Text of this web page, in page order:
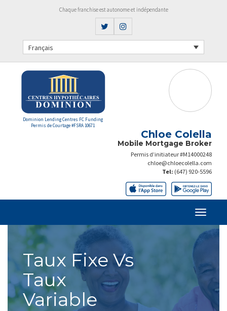
Chaque franchise est autonome et indépendante
Français
Dominion Lending Centres FC Funding
Permis de Courtage #FSRA 10671
Chloe Colella
Mobile Mortgage Broker
Permis d’initiateur #M14000248
chloe@chloecolella.com
Tel: (647) 920-5596
Taux Fixe Vs
Taux
Variable